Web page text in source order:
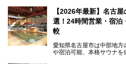
この地で30年にわたり愛
地元住民をはじめオープ
ないでしょうか。
老朽化した設備の補修を機
ってきたというだけあっ
以前の4倍に拡張したとい
容の巨大なスタジアムサウ
【2026年最新】名古
選！24時間営業・宿泊
較
愛知県名古屋市は中部地
や宿泊可能、本格サウナを